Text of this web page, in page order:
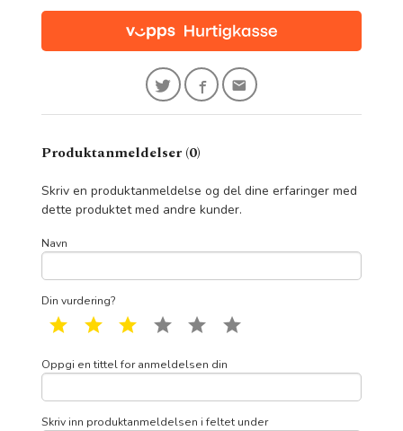
Produktanmeldelser (0)
Skriv en produktanmeldelse og del dine erfaringer med
dette produktet med andre kunder.
Navn
Din vurdering?
1 star 2 star 3 star 4 star 5 star
Oppgi en tittel for anmeldelsen din
Skriv inn produktanmeldelsen i feltet under